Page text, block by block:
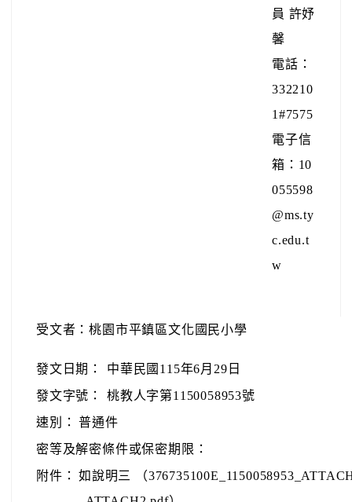
員 許妤
馨
電話：
332210
1#7575
電子信
箱：10
055598
@ms.ty
c.edu.t
w
受文者：桃園市平鎮區文化國民小學
發文日期：
中華民國115年6月29日
發文字號：
桃教人字第1150058953號
速別： 普通件
密等及解密條件或保密期限：
附件： 如說明三 （